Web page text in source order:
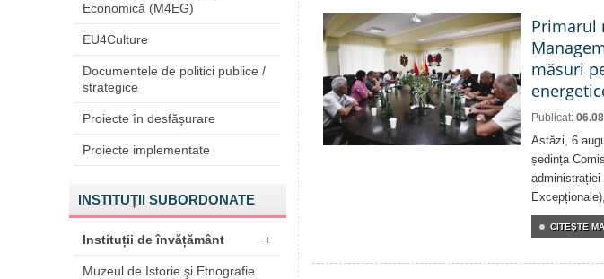
Economică (M4EG)
EU4Culture
Documentele de politici publice /
strategice
Proiecte în desfășurare
Proiecte implementate
INSTITUȚII SUBORDONATE
Instituții de învățământ +
Muzeul de Istorie şi Etnografie
Primarul
măsuri
Publicat:
Astăzi, 6
ședința
administrației
CITEŞTE